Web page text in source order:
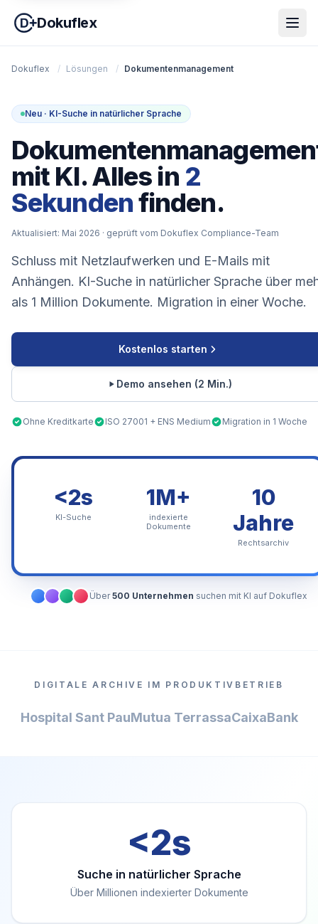
Dokuflex
Dokuflex / Lösungen / Dokumentenmanagement
Neu · KI-Suche in natürlicher Sprache
mit KI. Alles in 2
Sekundenfinden.
Aktualisiert: Mai 2026 · geprüft vom Dokuflex Compliance-Team
Schluss mit Netzlaufwerken und E-Mails mit
Anhängen. KI-Suche in natürlicher Sprache über
als 1 Million Dokumente. Migration in einer Woche.
Kostenlos starten
Demo ansehen (2 Min.)
Ohne Kreditkarte ISO 27001 + ENS Medium Migration in 1 Woche
<2s
KI-Suche
1M+
indexierte
Dokumente
10
Jahre
Rechtsarchiv
Über500 Unternehmen suchen mit KI auf Dokuflex
DIGITALE ARCHIVE IM PRODUKTIVBETRIEB
Hospital Sant PauMutua TerrassaCaixaBank
<2s
Suche in natürlicher Sprache
Über Millionen indexierter Dokumente